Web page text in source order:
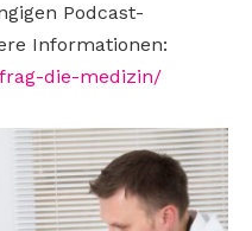
Podcast-
Informationen:
die-medizin/